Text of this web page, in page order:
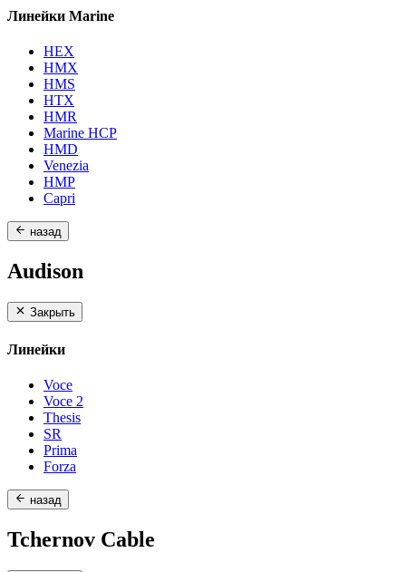
Линейки Marine
HEX
HMX
HMS
HTX
HMR
Marine HCP
HMD
Venezia
HMP
Capri
назад
Audison
Закрыть
Линейки
Voce
Voce 2
Thesis
SR
Prima
Forza
назад
Tchernov Cable